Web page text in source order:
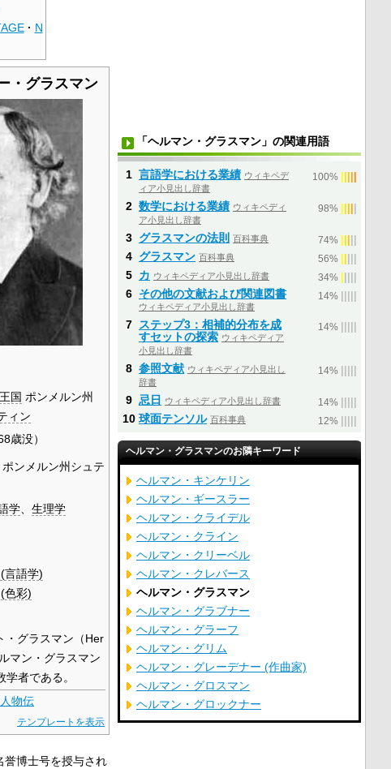
· N
・グラスマン
国 ポンメルン州
ィン
歳没）
ポンメルン州シュテ
学
生理学
言語学)
色彩)
・グラスマン（Her
マン・グラスマン
者である。
物伝
テンプレートを表示
誉博士号を授与され
「ヘルマン・グラスマン」の関連用語
1 言語学における業績 ウィキペデ
ィア小見出し辞書
100%
2 数学における業績 ウィキペディ
ア小見出し辞書
98%
3 グラスマンの法則 百科事典 74%
4 グラスマン 百科事典 56%
5 カ ウィキペディア小見出し辞書 34%
6 その他の文献および関連図書
ウィキペディア小見出し辞書
14%
7 ステップ3：相補的分布を成
すセットの探索 ウィキペディア
小見出し辞書
14%
8 参照文献 ウィキペディア小見出し
辞書
14%
9 忌日 ウィキペディア小見出し辞書 14%
10 球面テンソル 百科事典 12%
ヘルマン・グラスマンのお隣キーワード
ヘルマン・キンケリン
ヘルマン・ギースラー
ヘルマン・クライデル
ヘルマン・クライン
ヘルマン・クリーベル
ヘルマン・クレバース
ヘルマン・グラスマン
ヘルマン・グラブナー
ヘルマン・グラーフ
ヘルマン・グリム
ヘルマン・グレーデナー (作曲家)
ヘルマン・グロスマン
ヘルマン・グロックナー